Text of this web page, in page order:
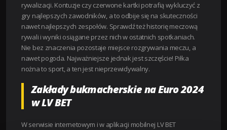
rywalizacji. Kontuzje czy czerwone kartki potrafią wykluczyć z
gry najlepszych zawodników, a to odbije się na skuteczności
nawet najlepszych zespołów. Sprawdź też historię meczową
rywali i wyniki osiągane przez nich w ostatnich spotkaniach.
Nie bez znaczenia pozostaje miejsce rozgrywania meczu, a
nawet pogoda. Najważniejsze jednak jest szczęście! Piłka
nożna to sport, a ten jest nieprzewidywalny.
Zakłady bukmacherskie na Euro 2024
w LV BET
W serwisie internetowym i w aplikacji mobilnej LV BET